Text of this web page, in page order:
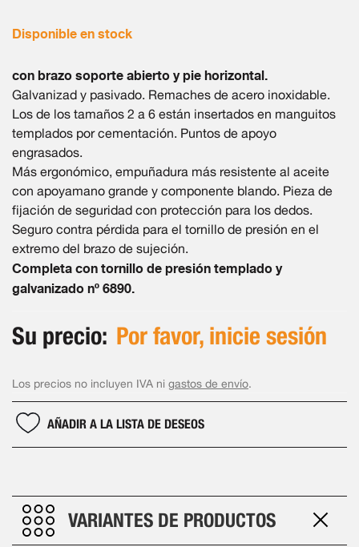
Disponible en stock
con brazo soporte abierto y pie horizontal.
Galvanizad y pasivado. Remaches de acero inoxidable.
Los de los tamaños 2 a 6 están insertados en manguitos
templados por cementación. Puntos de apoyo
engrasados.
Más ergonómico, empuñadura más resistente al aceite
con apoyamano grande y componente blando. Pieza de
fijación de seguridad con protección para los dedos.
Seguro contra pérdida para el tornillo de presión en el
extremo del brazo de sujeción.
Completa con tornillo de presión templado y
galvanizado nº 6890.
Su precio: Por favor, inicie sesión
Los precios no incluyen IVA ni gastos de envío.
AÑADIR A LA LISTA DE DESEOS
VARIANTES DE PRODUCTOS